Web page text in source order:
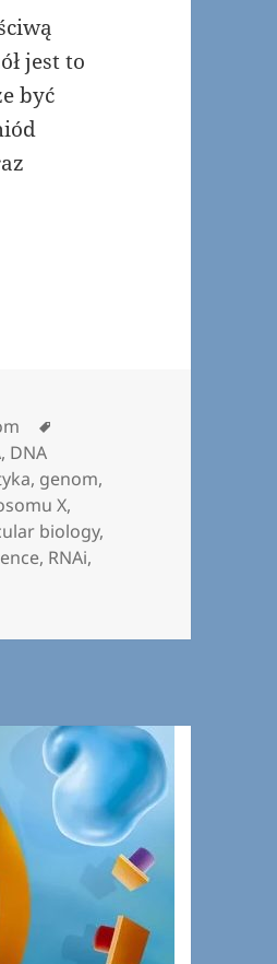
jest to
być
, DNA
, genom,
X,
biology,
, RNAi,